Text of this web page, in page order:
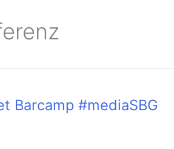
Barcamp #mediaSBG